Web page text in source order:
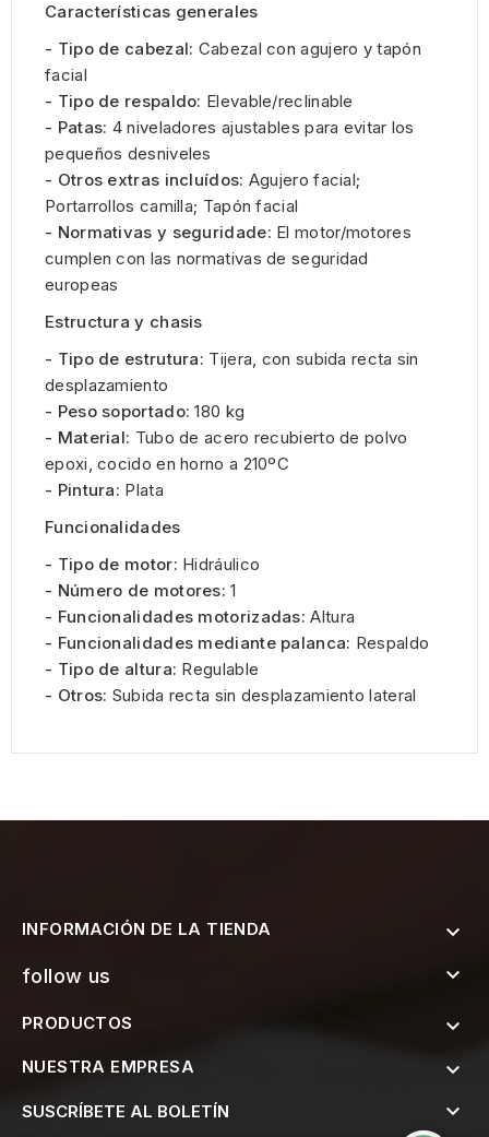
Características generales
- Tipo de cabezal: Cabezal con agujero y tapón
facial
- Tipo de respaldo: Elevable/reclinable
- Patas: 4 niveladores ajustables para evitar los
pequeños desniveles
- Otros extras incluídos: Agujero facial;
Portarrollos camilla; Tapón facial
- Normativas y seguridade: El motor/motores
cumplen con las normativas de seguridad
europeas
Estructura y chasis
- Tipo de estrutura: Tijera, con subida recta sin
desplazamiento
- Peso soportado: 180 kg
- Material: Tubo de acero recubierto de polvo
epoxi, cocido en horno a 210ºC
- Pintura: Plata
Funcionalidades
- Tipo de motor: Hidráulico
- Número de motores:1
- Funcionalidades motorizadas: Altura
- Funcionalidades mediante palanca: Respaldo
- Tipo de altura: Regulable
- Otros: Subida recta sin desplazamiento lateral
INFORMACIÓN DE LA TIENDA 
follow us 
PRODUCTOS 
NUESTRA EMPRESA 
SUSCRÍBETE AL BOLETÍN 